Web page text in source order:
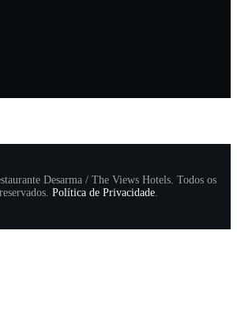
Desarma / The Views Hotels. Todos os
Política de Privacidade.